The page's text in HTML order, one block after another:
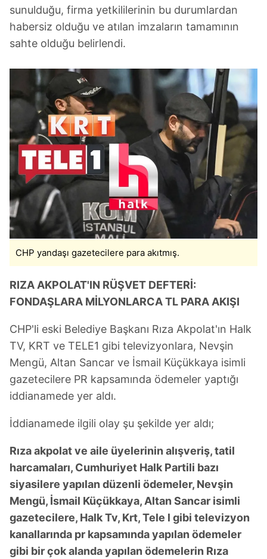
sunulduğu, firma yetkililerinin bu durumlardan
habersiz olduğu ve atılan imzaların tamamının
sahte olduğu belirlendi.
CHP yandaşı gazetecilere para akıtmış.
RIZA AKPOLAT'IN RÜŞVET DEFTERİ:
FONDAŞLARA MİLYONLARCA TL PARA AKIŞI
CHP'li eski Belediye Başkanı Rıza Akpolat'ın Halk
TV, KRT ve TELE1 gibi televizyonlara, Nevşin
Mengü, Altan Sancar ve İsmail Küçükkaya isimli
gazetecilere PR kapsamında ödemeler yaptığı
iddianamede yer aldı.
İddianamede ilgili olay şu şekilde yer aldı;
Rıza akpolat ve aile üyelerinin alışveriş, tatil
harcamaları, Cumhuriyet Halk Partili bazı
siyasilere yapılan düzenli ödemeler, Nevşin
Mengü, İsmail Küçükkaya, Altan Sancar isimli
gazetecilere, Halk Tv, Krt, Tele l gibi televizyon
kanallarında pr kapsamında yapılan ödemeler
gibi bir çok alanda yapılan ödemelerin Rıza